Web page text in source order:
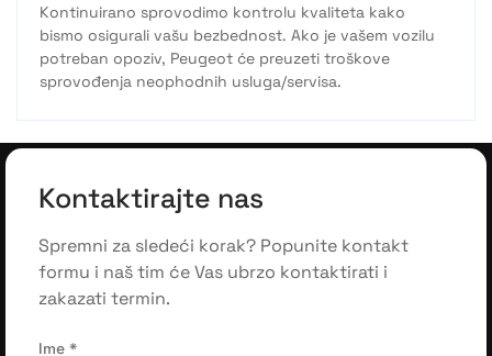
Kontinuirano sprovodimo kontrolu kvaliteta kako
bismo osigurali vašu bezbednost. Ako je vašem vozilu
potreban opoziv, Peugeot će preuzeti troškove
sprovođenja neophodnih usluga/servisa.
Kontaktirajte nas
Spremni za sledeći korak? Popunite kontakt
formu i naš tim će Vas ubrzo kontaktirati i
zakazati termin.
Ime *